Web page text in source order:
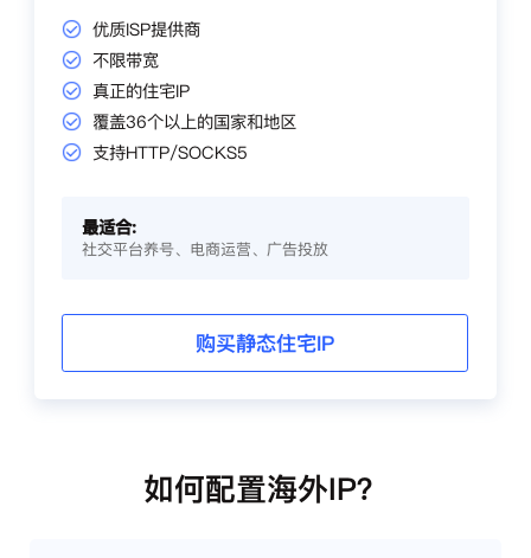
优质ISP提供商
不限带宽
真正的住宅IP
覆盖36个以上的国家和地区
支持HTTP/SOCKS5
最适合:
社交平台养号、电商运营、广告投放
购买静态住宅IP
如何配置海外IP？